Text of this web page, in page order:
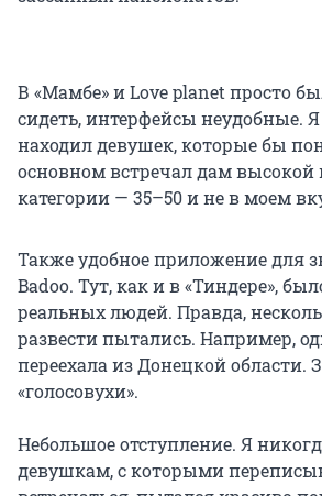
В «Мамбе» и Love planet просто
сидеть, интерфейсы неудобные.
находил девушек, которые бы
основном встречал дам высокой
категории — 35–50 и не в моем
Также удобное приложение для
Badoo. Тут, как и в «Тиндере»,
реальных людей. Правда,
развести пытались. Например,
переехала из Донецкой области.
«голосовухи».
Небольшое отступление. Я
девушкам, с которыми